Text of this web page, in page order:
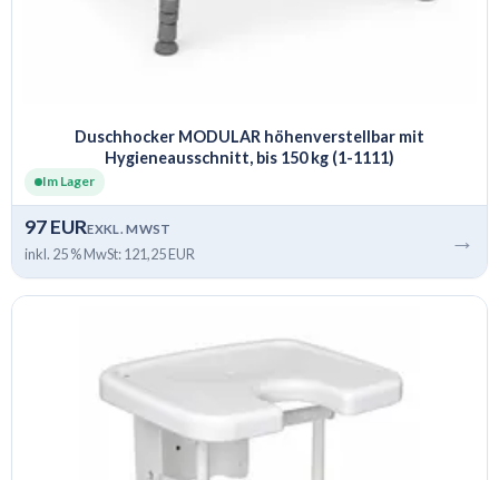
Duschhocker MODULAR höhenverstellbar mit
Hygieneausschnitt, bis 150 kg (1-1111)
Im Lager
97 EUREXKL. MWST
inkl. 25 % MwSt: 121,25 EUR →